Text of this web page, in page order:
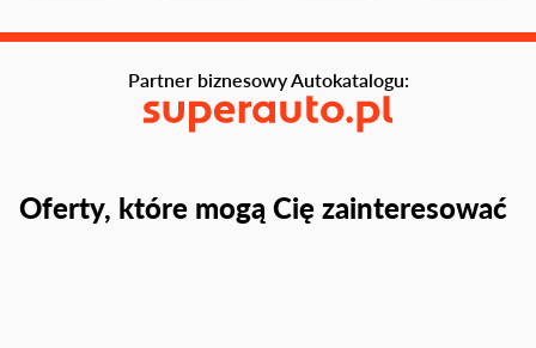
Oferty, które mogą Cię zainteresować
Partner biznesowy Autokatalogu: